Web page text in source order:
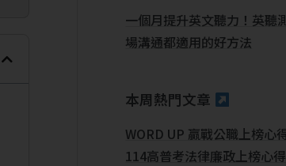
一個月提升英文聽力！英聽
場溝通都適用的好方法
本周熱門文章
WORD UP 贏戰公職上榜心
114高普考法律廉政上榜心